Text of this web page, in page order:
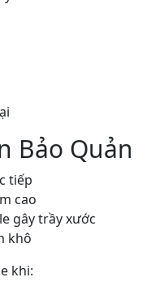
Bảo Quản
tiếp
cao
gây trầy xước
khô
khi: